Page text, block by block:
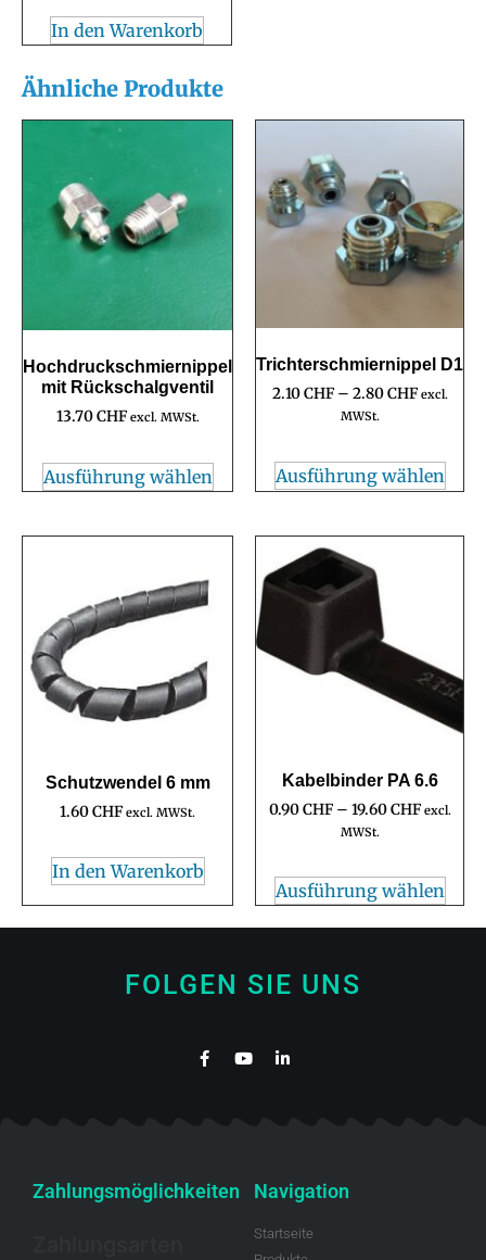
In den Warenkorb
Ähnliche Produkte
Hochdruckschmiernippel
mit Rückschalgventil
13.70CHF excl. MWSt.
Ausführung wählen
Trichterschmiernippel D1
2.10CHF – 2.80CHF excl.
MWSt.
Ausführung wählen
Schutzwendel 6 mm
1.60CHF excl. MWSt.
In den Warenkorb
Kabelbinder PA 6.6
0.90CHF – 19.60CHF excl.
MWSt.
Ausführung wählen
FOLGEN SIE UNS
Zahlungsmöglichkeiten Navigation
Startseite